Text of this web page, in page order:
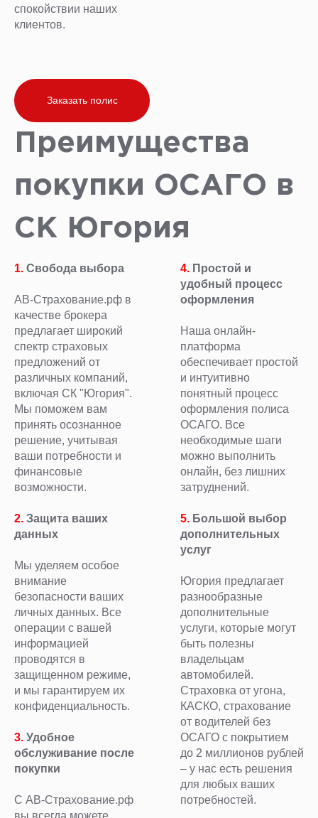
спокойствии наших
клиентов.
Заказать полис
Преимущества
покупки ОСАГО в
СК Югория
1. Свобода выбора
АВ-Страхование.рф в
качестве брокера
предлагает широкий
спектр страховых
предложений от
различных компаний,
включая СК "Югория".
Мы поможем вам
принять осознанное
решение, учитывая
ваши потребности и
финансовые
возможности.
2. Защита ваших
данных
Мы уделяем особое
внимание
безопасности ваших
личных данных. Все
операции с вашей
информацией
проводятся в
защищенном режиме,
и мы гарантируем их
конфиденциальность.
3. Удобное
обслуживание после
покупки
С АВ-Страхование.рф
вы всегда можете
4. Простой и
удобный процесс
оформления
Наша онлайн-
платформа
обеспечивает простой
и интуитивно
понятный процесс
оформления полиса
ОСАГО. Все
необходимые шаги
можно выполнить
онлайн, без лишних
затруднений.
5. Большой выбор
дополнительных
услуг
Югория предлагает
разнообразные
дополнительные
услуги, которые могут
быть полезны
владельцам
автомобилей.
Страховка от угона,
КАСКО, страхование
от водителей без
ОСАГО с покрытием
до 2 миллионов рублей
– у нас есть решения
для любых ваших
потребностей.